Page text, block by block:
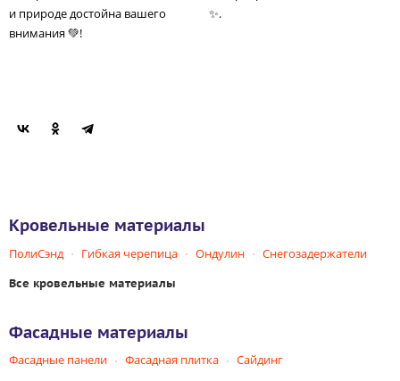
и природе достойна вашего
внимания 💚!
✨.
Кровельные материалы
ПолиСэнд Гибкая черепица Ондулин Снегозадержатели
Все кровельные материалы
Фасадные материалы
Фасадные панели Фасадная плитка Сайдинг